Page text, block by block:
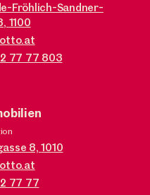
Fröhlich-Sandner-
1100
77 77 803
8,1010
77 77